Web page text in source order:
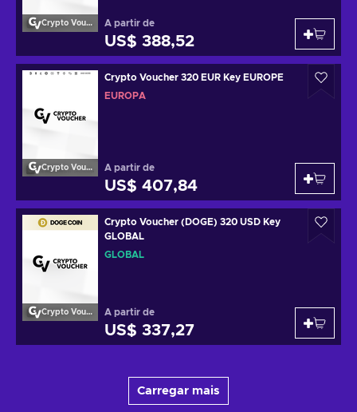
Crypto Voucher A partir de
US$ 388,52
Crypto Voucher
Crypto Voucher 320 EUR Key EUROPE
EUROPA
A partir de
US$ 407,84
Crypto Voucher
Crypto Voucher (DOGE) 320 USD Key
GLOBAL
GLOBAL
A partir de
US$ 337,27
Carregar mais